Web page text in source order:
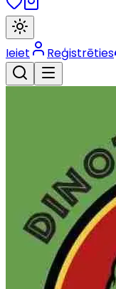
Ieiet Reģistrēties